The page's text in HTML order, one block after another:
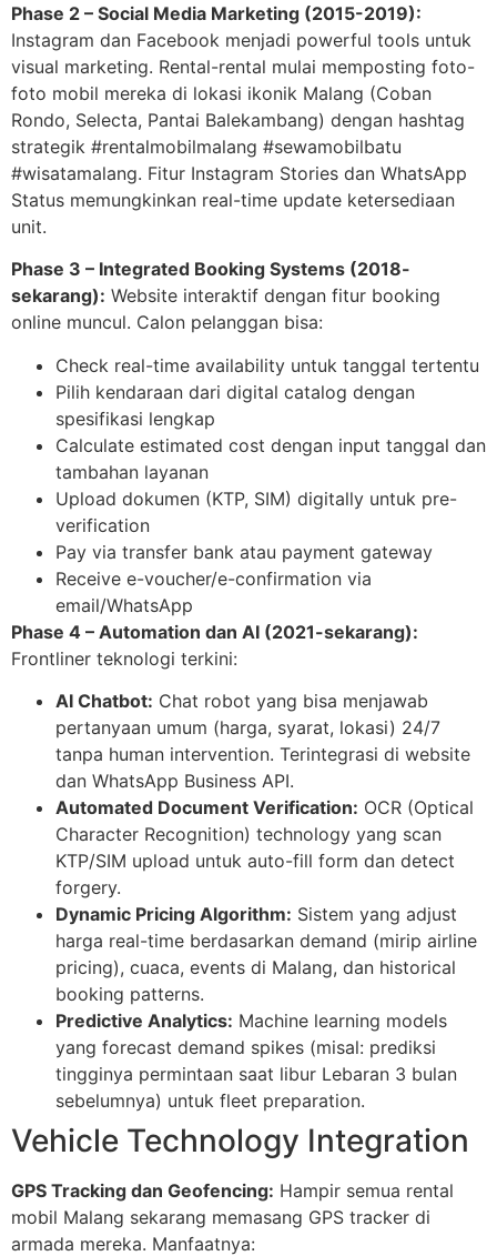
Phase 2 – Social Media Marketing (2015-2019):
Instagram dan Facebook menjadi powerful tools untuk
visual marketing. Rental-rental mulai memposting foto-
foto mobil mereka di lokasi ikonik Malang (Coban
Rondo, Selecta, Pantai Balekambang) dengan hashtag
strategik #rentalmobilmalang #sewamobilbatu
#wisatamalang. Fitur Instagram Stories dan WhatsApp
Status memungkinkan real-time update ketersediaan
unit.
Phase 3 – Integrated Booking Systems (2018-
sekarang): Website interaktif dengan fitur booking
online muncul. Calon pelanggan bisa:
Check real-time availability untuk tanggal tertentu
Pilih kendaraan dari digital catalog dengan
spesifikasi lengkap
Calculate estimated cost dengan input tanggal dan
tambahan layanan
Upload dokumen (KTP, SIM) digitally untuk pre-
verification
Pay via transfer bank atau payment gateway
Receive e-voucher/e-confirmation via
email/WhatsApp
Phase 4 – Automation dan AI (2021-sekarang):
Frontliner teknologi terkini:
AI Chatbot: Chat robot yang bisa menjawab
pertanyaan umum (harga, syarat, lokasi) 24/7
tanpa human intervention. Terintegrasi di website
dan WhatsApp Business API.
Automated Document Verification: OCR (Optical
Character Recognition) technology yang scan
KTP/SIM upload untuk auto-fill form dan detect
forgery.
Dynamic Pricing Algorithm: Sistem yang adjust
harga real-time berdasarkan demand (mirip airline
pricing), cuaca, events di Malang, dan historical
booking patterns.
Predictive Analytics: Machine learning models
yang forecast demand spikes (misal: prediksi
tingginya permintaan saat libur Lebaran 3 bulan
sebelumnya) untuk fleet preparation.
Vehicle Technology Integration
GPS Tracking dan Geofencing: Hampir semua rental
mobil Malang sekarang memasang GPS tracker di
armada mereka. Manfaatnya: